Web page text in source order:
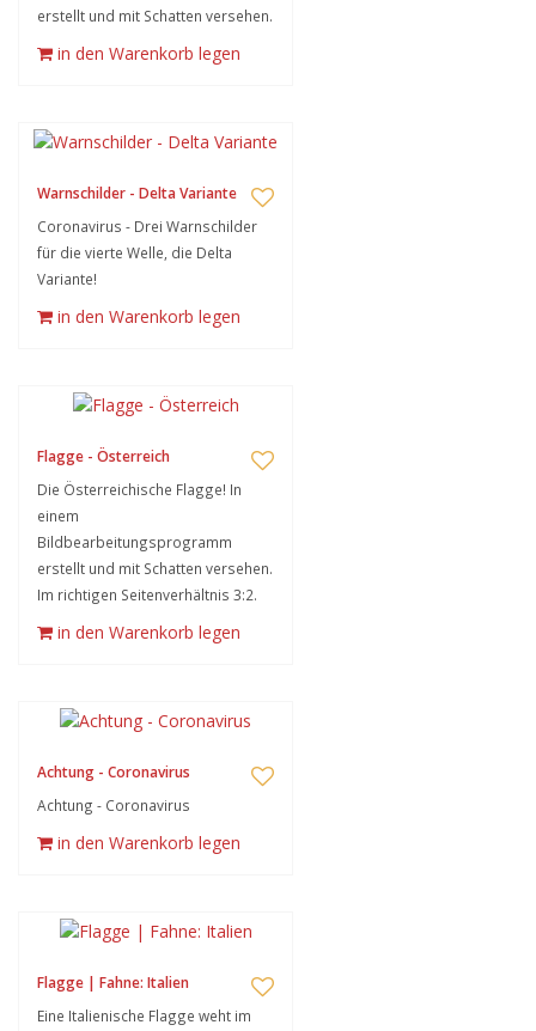
erstellt und mit Schatten versehen.
in den Warenkorb legen
Warnschilder - Delta Variante
Coronavirus - Drei Warnschilder
für die vierte Welle, die Delta
Variante!
in den Warenkorb legen
Flagge - Österreich
Die Österreichische Flagge! In
einem
Bildbearbeitungsprogramm
erstellt und mit Schatten versehen.
Im richtigen Seitenverhältnis 3:2.
in den Warenkorb legen
Achtung - Coronavirus
Achtung - Coronavirus
in den Warenkorb legen
Flagge | Fahne: Italien
Eine Italienische Flagge weht im